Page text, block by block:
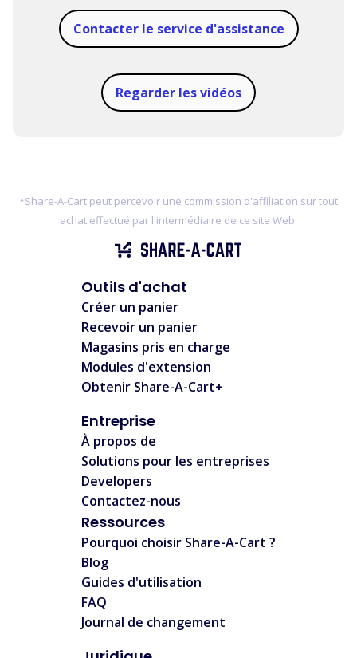
Contacter le service d'assistance
Regarder les vidéos
*Share-A-Cart peut percevoir une commission d'affiliation sur tout
achat effectué par l'intermédiaire de ce site Web.
Outils d'achat
Créer un panier
Recevoir un panier
Magasins pris en charge
Modules d'extension
Obtenir Share-A-Cart+
Entreprise
À propos de
Solutions pour les entreprises
Developers
Contactez-nous
Ressources
Pourquoi choisir Share-A-Cart ?
Blog
Guides d'utilisation
FAQ
Journal de changement